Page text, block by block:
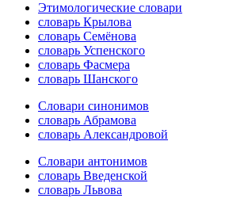
Этимологические словари
словарь Крылова
словарь Семёнова
словарь Успенского
словарь Фасмера
словарь Шанского
Словари синонимов
словарь Абрамова
словарь Александровой
Словари антонимов
словарь Введенской
словарь Львова